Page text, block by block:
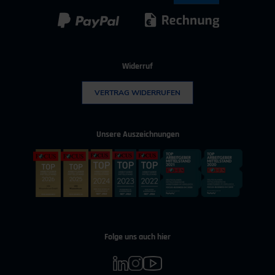
Widerruf
VERTRAG WIDERRUFEN
Unsere Auszeichnungen
Folge uns auch hier